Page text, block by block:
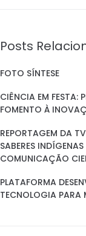
Posts
FOTO SÍNTESE
CIÊNCIA EM FESTA:
FOMENTO À
REPORTAGEM DA
SABERES
COMUNICAÇÃO
PLATAFORMA
TECNOLOGIA PARA